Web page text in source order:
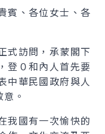
賓、各位女士、各
式訪問，承蒙閣下
登０和內人首先要
中華民國政府與人
。
我國有一次愉快的